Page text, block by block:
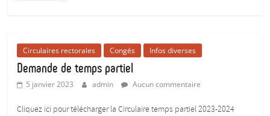
Circulaires rectorales Congés Infos diverses
Demande de temps partiel
5 janvier 2023 admin Aucun commentaire
Cliquez ici pour télécharger la Circulaire temps partiel 2023-2024